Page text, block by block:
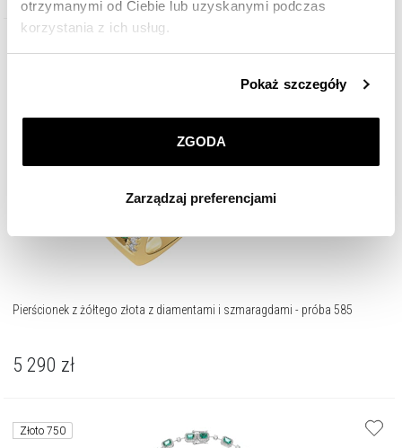
otrzymanymi od Ciebie lub uzyskanymi podczas
korzystania z ich usług.
przez nas plików cookie znajdziesz wPolityce
korzystamy. Możesz również wybrać jaki rodzaj plików
Zarządzaj preferencjami. W każdej chwili możesz
dokonać zmiany wybranych przez Ciebie plików cookie.
Pokaż szczegóły
ZGODA
Zarządzaj preferencjami
Złoto 585
Pierścionek z żółtego złota z diamentami i szmaragdami - próba 585
5 290 zł
Złoto 750